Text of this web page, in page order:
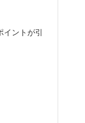
ントが引